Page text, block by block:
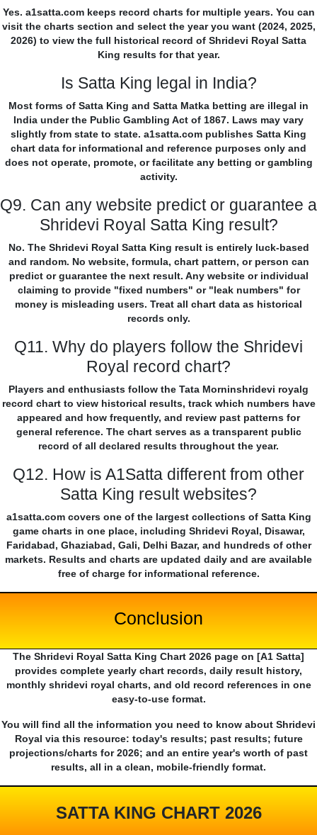
Yes. a1satta.com keeps record charts for multiple years. You can
visit the charts section and select the year you want (2024, 2025,
2026) to view the full historical record of Shridevi Royal Satta
King results for that year.
Is Satta King legal in India?
Most forms of Satta King and Satta Matka betting are illegal in
India under the Public Gambling Act of 1867. Laws may vary
slightly from state to state. a1satta.com publishes Satta King
chart data for informational and reference purposes only and
does not operate, promote, or facilitate any betting or gambling
activity.
Q9. Can any website predict or guarantee a
Shridevi Royal Satta King result?
No. The Shridevi Royal Satta King result is entirely luck-based
and random. No website, formula, chart pattern, or person can
predict or guarantee the next result. Any website or individual
claiming to provide "fixed numbers" or "leak numbers" for
money is misleading users. Treat all chart data as historical
records only.
Q11. Why do players follow the Shridevi
Royal record chart?
Players and enthusiasts follow the Tata Morninshridevi royalg
record chart to view historical results, track which numbers have
appeared and how frequently, and review past patterns for
general reference. The chart serves as a transparent public
record of all declared results throughout the year.
Q12. How is A1Satta different from other
Satta King result websites?
a1satta.com covers one of the largest collections of Satta King
game charts in one place, including Shridevi Royal, Disawar,
Faridabad, Ghaziabad, Gali, Delhi Bazar, and hundreds of other
markets. Results and charts are updated daily and are available
free of charge for informational reference.
Conclusion
The Shridevi Royal Satta King Chart 2026 page on [A1 Satta]
provides complete yearly chart records, daily result history,
monthly shridevi royal charts, and old record references in one
easy-to-use format.
You will find all the information you need to know about Shridevi
Royal via this resource: today's results; past results; future
projections/charts for 2026; and an entire year's worth of past
results, all in a clean, mobile-friendly format.
SATTA KING CHART 2026